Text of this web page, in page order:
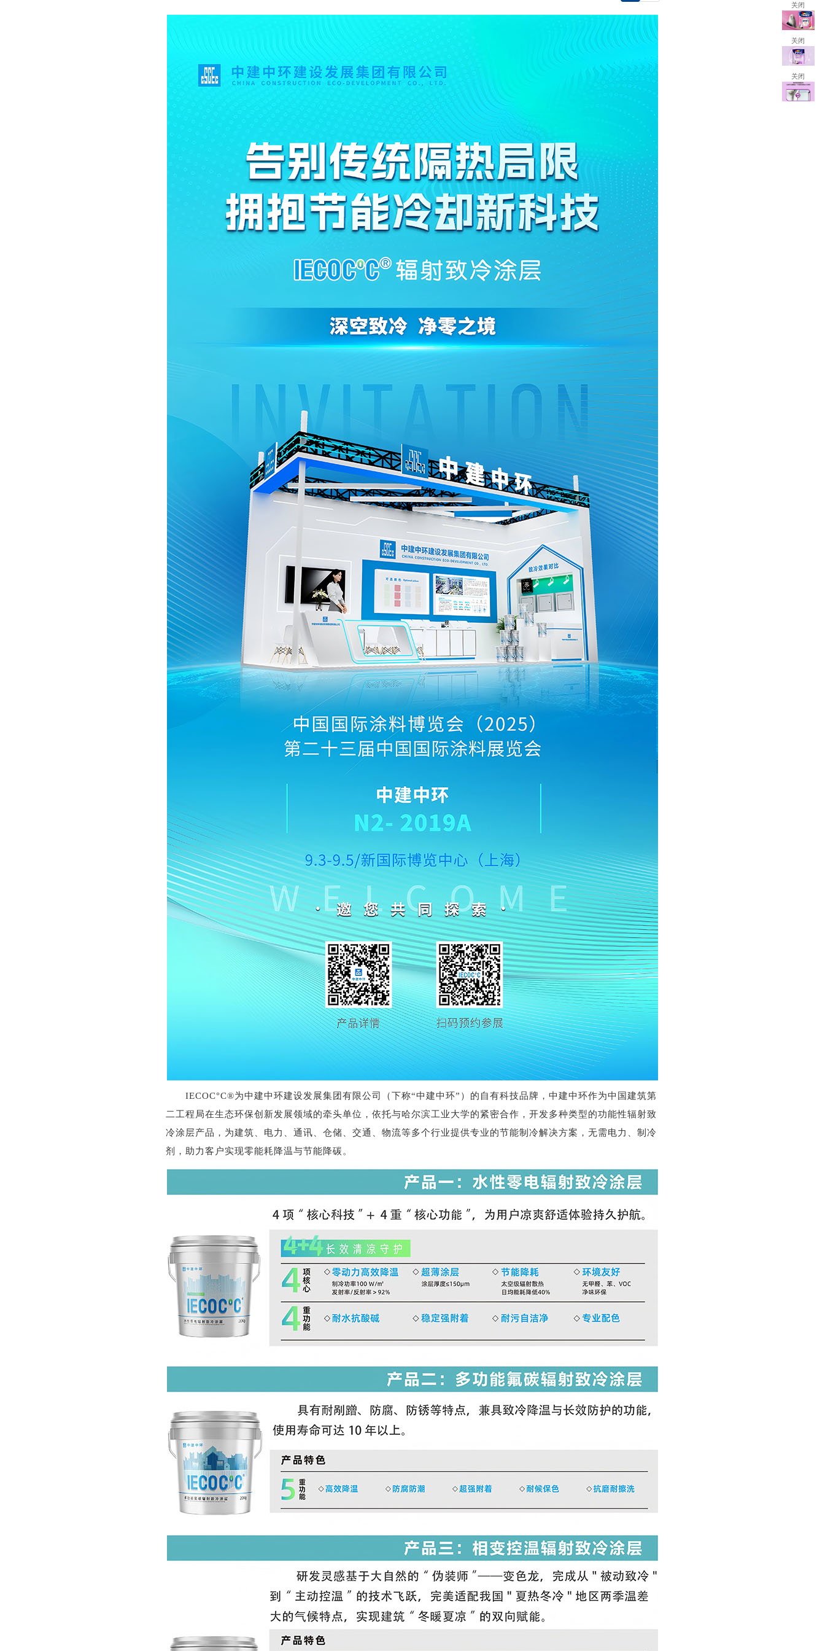
关闭
关闭
关闭
IECOC°C®为中建中环建设发展集团有限公司（下称“中建中环”）的自有科技品牌，中建中环作为中国建筑第
二工程局在生态环保创新发展领域的牵头单位，依托与哈尔滨工业大学的紧密合作，开发多种类型的功能性辐射致
冷涂层产品，为建筑、电力、通讯、仓储、交通、物流等多个行业提供专业的节能制冷解决方案，无需电力、制冷
剂，助力客户实现零能耗降温与节能降碳。